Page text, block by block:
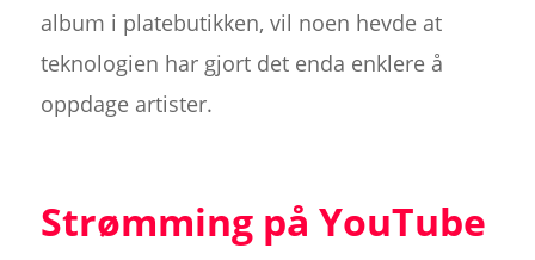
album i platebutikken, vil noen hevde at
teknologien har gjort det enda enklere å
oppdage artister.
Strømming på YouTube